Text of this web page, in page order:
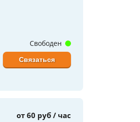
Свободен
Связаться
от 60 руб / час